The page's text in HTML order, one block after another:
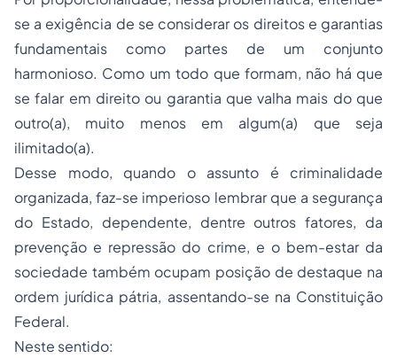
se a exigência de se considerar os direitos e garantias
fundamentais como partes de um conjunto
harmonioso. Como um todo que formam, não há que
se falar em direito ou garantia que valha mais do que
outro(a), muito menos em algum(a) que seja
ilimitado(a).
Desse modo, quando o assunto é criminalidade
organizada, faz-se imperioso lembrar que a segurança
do Estado, dependente, dentre outros fatores, da
prevenção e repressão do crime, e o bem-estar da
sociedade também ocupam posição de destaque na
ordem jurídica pátria, assentando-se na Constituição
Federal.
Neste sentido: